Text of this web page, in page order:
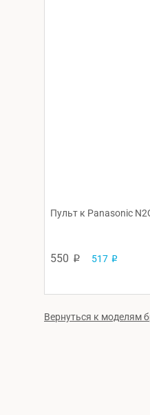
Пульт к Panasonic
550 p 517 p
Вернуться к моделям